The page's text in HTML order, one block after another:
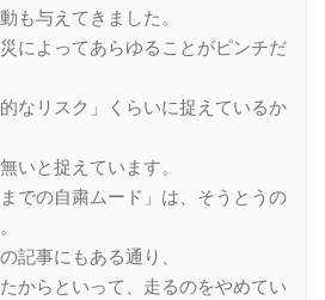
も与えてきました。
によってあらゆることがピンチだ
なリスク」くらいに捉えているか
いと捉えています。
での自粛ムード」は、そうとうの
記事にもある通り、
からといって、走るのをやめてい